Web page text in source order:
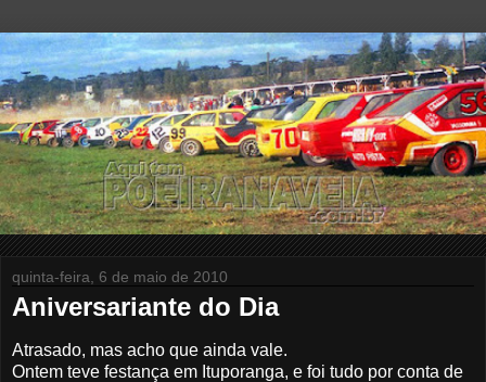
quinta-feira, 6 de maio de 2010
Aniversariante do Dia
Atrasado, mas acho que ainda vale.
Ontem teve festança em Ituporanga, e foi tudo por conta de